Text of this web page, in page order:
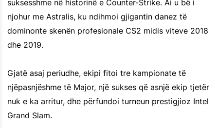
suksesshme në historinë e Counter-Strike. Ai u bë i
njohur me Astralis, ku ndihmoi gjigantin danez të
dominonte skenën profesionale CS2 midis viteve 2018
dhe 2019.
Gjatë asaj periudhe, ekipi fitoi tre kampionate të
njëpasnjëshme të Major, një sukses që asnjë ekip tjetër
nuk e ka arritur, dhe përfundoi turneun prestigjioz Intel
Grand Slam.